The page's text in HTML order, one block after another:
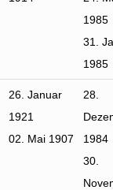
1985
31.
1985
26. Januar
1921
02. Mai 1907
28.
1984
30.